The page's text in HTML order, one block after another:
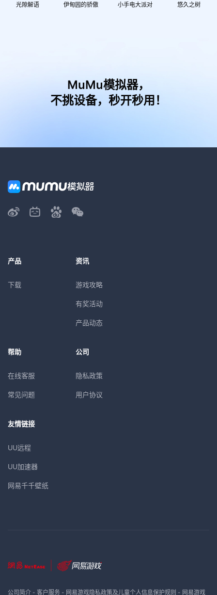
光隙解语 伊甸园的骄傲 小手电大派对 悠久之树
MuMu模拟器，
不挑设备，秒开秒用！
产品
下载
资讯
游戏攻略
有奖活动
产品动态
帮助
在线客服
常见问题
公司
隐私政策
用户协议
友情链接
UU远程
UU加速器
网易千千壁纸
公司简介- 客户服务- 网易游戏隐私政策及儿童个人信息保护规则 - 网易游戏